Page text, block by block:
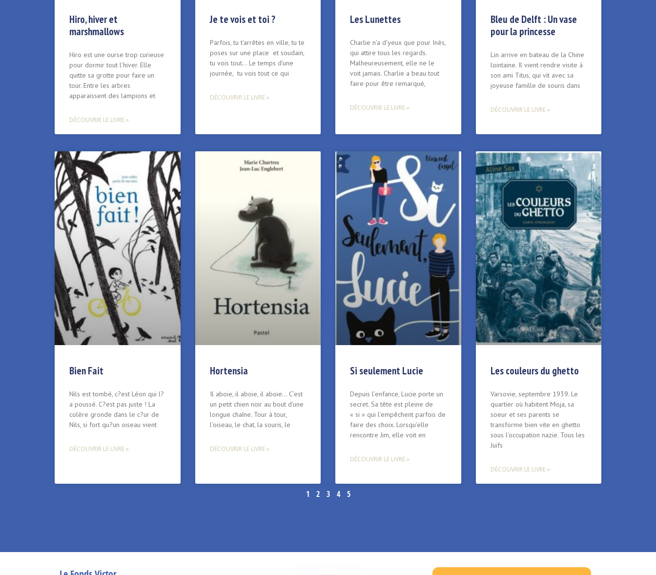
Hiro, hiver et
marshmallows
Hiro est une ourse trop curieuse
pour dormir tout l’hiver. Elle
quitte sa grotte pour faire un
tour. Entre les arbres
apparaissent des lampions et
DÉCOUVRIR LE LIVRE »
Je te vois et toi ?
Parfois, tu t’arrêtes en ville, tu te
poses sur une place et soudain,
tu vois tout… Le temps d’une
journée, tu vois tout ce qui
DÉCOUVRIR LE LIVRE »
Les Lunettes
Charlie n’a d’yeux que pour Inès,
qui attire tous les regards.
Malheureusement, elle ne le
voit jamais. Charlie a beau tout
faire pour être remarqué,
DÉCOUVRIR LE LIVRE »
Bleu de Delft : Un vase
pour la princesse
Lin arrive en bateau de la Chine
lointaine. Il vient rendre visite à
son ami Titus, qui vit avec sa
joyeuse famille de souris dans
DÉCOUVRIR LE LIVRE »
Bien Fait
Nils est tombé, c?est Léon qui l?
a poussé. C?est pas juste ! La
colère gronde dans le c?ur de
Nils, si fort qu?un oiseau vient
DÉCOUVRIR LE LIVRE »
Hortensia
Il aboie, il aboie, il aboie… C’est
un petit chien noir au bout d’une
longue chaîne. Tour à tour,
l’oiseau, le chat, la souris, le
DÉCOUVRIR LE LIVRE »
Si seulement Lucie
Depuis l’enfance, Lucie porte un
secret. Sa tête est pleine de
« si » qui l’empêchent parfois de
faire des choix. Lorsqu’elle
rencontre Jim, elle voit en
DÉCOUVRIR LE LIVRE »
Les couleurs du ghetto
Varsovie, septembre 1939. Le
quartier où habitent Misja, sa
soeur et ses parents se
transforme bien vite en ghetto
sous l’occupation nazie. Tous les
Juifs
DÉCOUVRIR LE LIVRE »
1 2 3 4 5